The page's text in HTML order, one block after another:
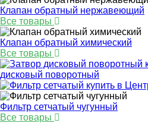
Клапан обратный нержавеющий
Все товары
Клапан обратный химический
Все товары
дисковый поворотный
Фильтр сетчатый чугунный
Все товары